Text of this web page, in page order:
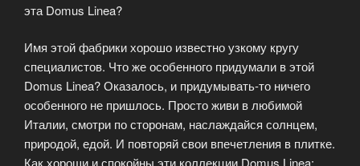
эта Domus Linea?
Имя этой фабрики хорошо известно узкому кругу
специалистов. Что же особенного придумали в этой
Domus Linea? Оказалось, и придумывать-то ничего
особенного не пришлось. Просто живи в любимой
Италии, смотри по сторонам, наслаждайся солнцем,
природой, едой. И повторяй свои впечетления в плитке.